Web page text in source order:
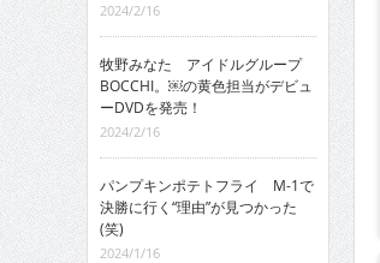
2024/2/16
牧野みなた アイドルグループ
BOCCHI。￼の黄色担当がデビュ
ーDVDを発売！
2024/2/16
パンプキンポテトフライ M-1で
決勝に行く“理由”が見つかった
(笑)
2024/1/16